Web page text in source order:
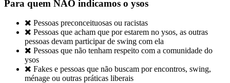
Para quem NÃO indicamos o ysos
 Pessoas preconceituosas ou racistas
 Pessoas que acham que por estarem no ysos, as outras
pessoas devam participar de swing com ela
 Pessoas que não tenham respeito com a comunidade do
ysos
 Fakes e pessoas que não buscam por encontros, swing,
ménage ou outras práticas liberais